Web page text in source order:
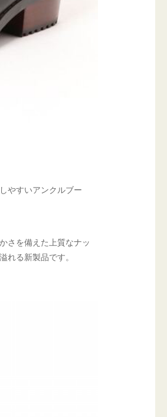
やすいアンクルブー
さを備えた上質なナッ
る新製品です。